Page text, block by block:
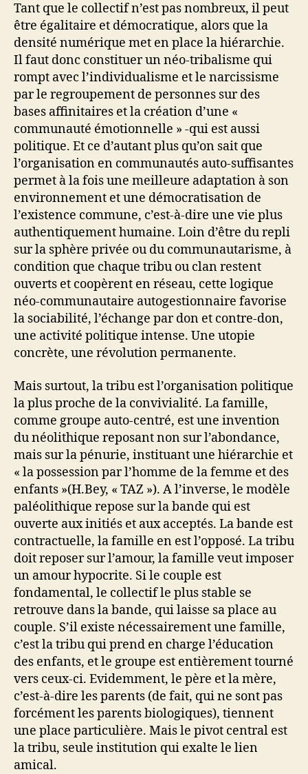
Tant que le collectif n’est pas nombreux, il peut
être égalitaire et démocratique, alors que la
densité numérique met en place la hiérarchie.
Il faut donc constituer un néo-tribalisme qui
rompt avec l’individualisme et le narcissisme
par le regroupement de personnes sur des
bases affinitaires et la création d’une «
communauté émotionnelle » -qui est aussi
politique. Et ce d’autant plus qu’on sait que
l’organisation en communautés auto-suffisantes
permet à la fois une meilleure adaptation à son
environnement et une démocratisation de
l’existence commune, c’est-à-dire une vie plus
authentiquement humaine. Loin d’être du repli
sur la sphère privée ou du communautarisme, à
condition que chaque tribu ou clan restent
ouverts et coopèrent en réseau, cette logique
néo-communautaire autogestionnaire favorise
la sociabilité, l’échange par don et contre-don,
une activité politique intense. Une utopie
concrète, une révolution permanente.
Mais surtout, la tribu est l’organisation politique
la plus proche de la convivialité. La famille,
comme groupe auto-centré, est une invention
du néolithique reposant non sur l’abondance,
mais sur la pénurie, instituant une hiérarchie et
« la possession par l’homme de la femme et des
enfants »(H.Bey, « TAZ »). A l’inverse, le modèle
paléolithique repose sur la bande qui est
ouverte aux initiés et aux acceptés. La bande est
contractuelle, la famille en est l’opposé. La tribu
doit reposer sur l’amour, la famille veut imposer
un amour hypocrite. Si le couple est
fondamental, le collectif le plus stable se
retrouve dans la bande, qui laisse sa place au
couple. S’il existe nécessairement une famille,
c’est la tribu qui prend en charge l’éducation
des enfants, et le groupe est entièrement tourné
vers ceux-ci. Evidemment, le père et la mère,
c’est-à-dire les parents (de fait, qui ne sont pas
forcément les parents biologiques), tiennent
une place particulière. Mais le pivot central est
la tribu, seule institution qui exalte le lien
amical.